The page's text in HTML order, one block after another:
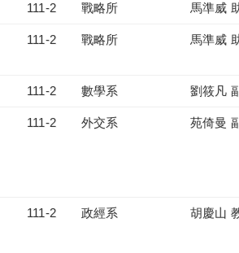
111-2 戰略所 馬準威
111-2 戰略所 馬準威
111-2 數學系 劉筱凡
111-2 外交系 苑倚曼
111-2 政經系 胡慶山